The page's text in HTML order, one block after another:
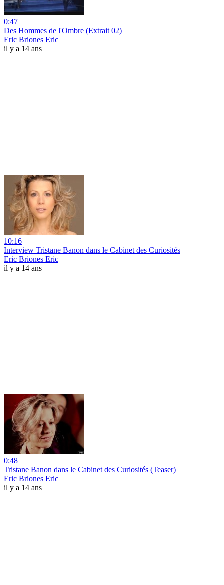
0:47
Des Hommes de l'Ombre (Extrait 02)
Eric Briones Eric
il y a 14 ans
10:16
Interview Tristane Banon dans le Cabinet des Curiosités
Eric Briones Eric
il y a 14 ans
0:48
Tristane Banon dans le Cabinet des Curiosités (Teaser)
Eric Briones Eric
il y a 14 ans